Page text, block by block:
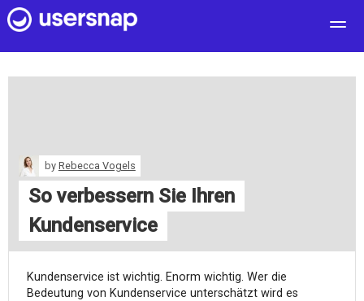
User Feedback
log in
free sign up
by Rebecca Vogels
So verbessern Sie Ihren
Kundenservice
Kundenservice ist wichtig. Enorm wichtig. Wer die
Bedeutung von Kundenservice unterschätzt wird es